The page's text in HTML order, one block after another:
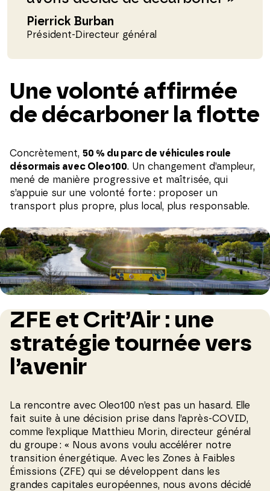
Pierrick Burban
Président-Directeur général
Une volonté affirmée
de décarboner la flotte
Concrètement, 50 % du parc de véhicules roule
désormais avec Oleo100. Un changement d’ampleur,
mené de manière progressive et maîtrisée, qui
s’appuie sur une volonté forte : proposer un
transport plus propre, plus local, plus responsable.
ZFE et Crit’Air : une
stratégie tournée vers
l’avenir
La rencontre avec Oleo100 n’est pas un hasard. Elle
fait suite à une décision prise dans l’après-COVID,
comme l’explique Matthieu Morin, directeur général
du groupe : « Nous avons voulu accélérer notre
transition énergétique. Avec les Zones à Faibles
Émissions (ZFE) qui se développent dans les
grandes capitales européennes, nous avons décidé